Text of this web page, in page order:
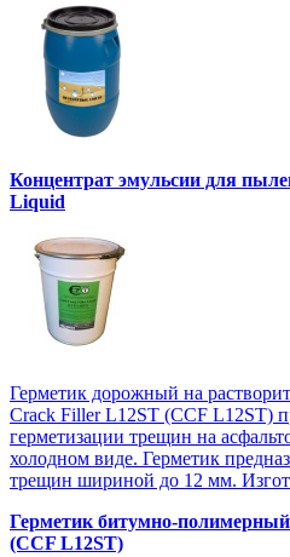
Концентрат эмульсии для
Liquid
Герметик дорожный на
Crack Filler L12SТ (CCF L12SТ)
герметизации трещин на
холодном виде. Герметик
трещин шириной до 12 мм.
Герметик битумно-
(CCF L12SТ)